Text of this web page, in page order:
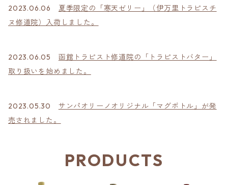
2023.06.06 夏季限定の「寒天ゼリー」（伊万里トラピスチ
ヌ修道院）入荷しました。
2023.06.05 函館トラピスト修道院の「トラピストバター」
取り扱いを始めました。
2023.05.30 サンパオリーノオリジナル「マグボトル」が発
売されました。
PRODUCTS